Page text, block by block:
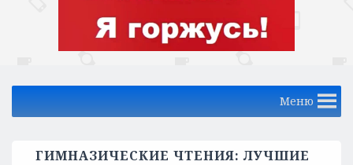
Меню
ГИМНАЗИЧЕСКИЕ ЧТЕНИЯ: ЛУЧШИЕ